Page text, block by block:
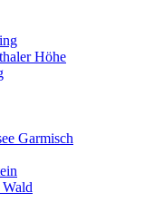
Höhe
Garmisch